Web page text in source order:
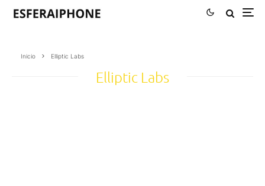
Inicio Elliptic Labs
Elliptic Labs